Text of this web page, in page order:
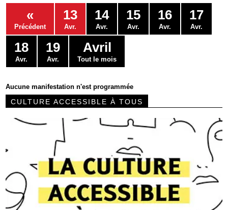
Services
Contacts
«
Précédent
13
Avr.
14
Avr.
15
Avr.
16
Avr.
17
Avr.
18
Avr.
19
Avr.
Avril
Tout le mois
Aucune manifestation n'est programmée
CULTURE ACCESSIBLE À TOUS